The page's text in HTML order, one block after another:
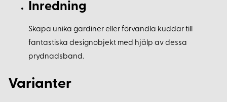
Inredning
Skapa unika gardiner eller förvandla kuddar till
fantastiska designobjekt med hjälp av dessa
prydnadsband.
Varianter